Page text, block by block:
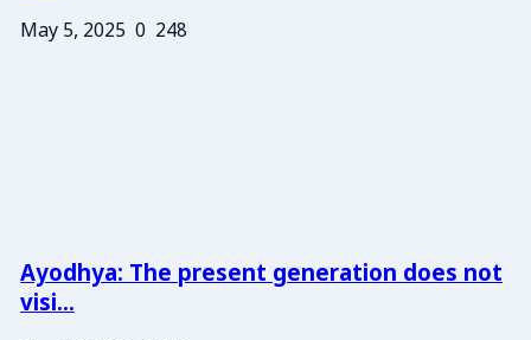
May 5, 2025 0 248
Ayodhya: The present generation does not
visi...